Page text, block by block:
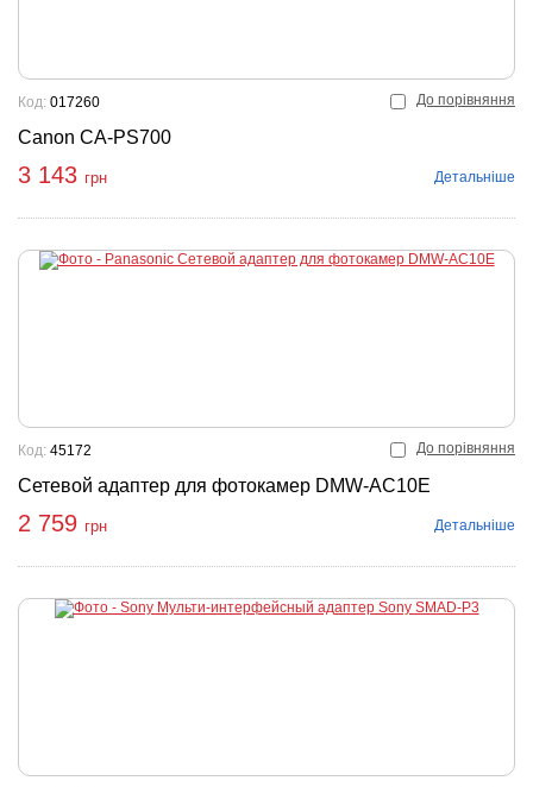
До порівняння
Canon CA-PS700
Код: 017260
3 143 грн Детальніше
До порівняння
Сетевой адаптер для фотокамер DMW-AC10E
Код: 45172
2 759 грн Детальніше